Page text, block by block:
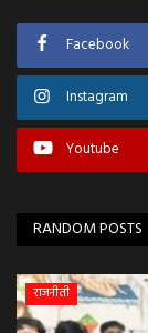
Facebook
Instagram
Youtube
RANDOM POSTS
राजनीती